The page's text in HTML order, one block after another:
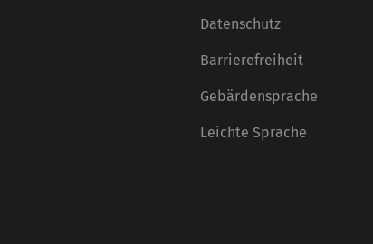
Datenschutz
Barrierefreiheit
Gebärdensprache
Leichte Sprache